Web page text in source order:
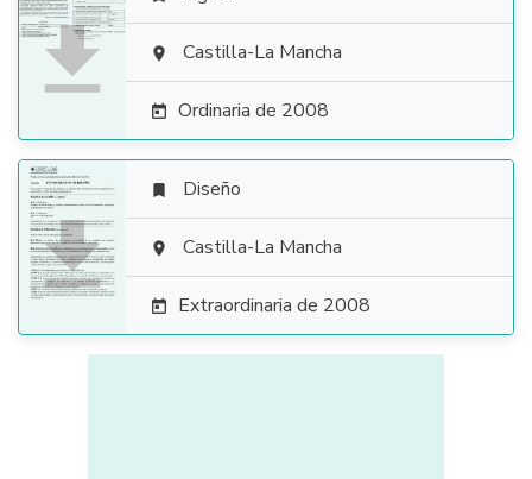
  Castilla-La Mancha
 Ordinaria de 2008

 Diseño
 Castilla-La Mancha
 Extraordinaria de 2008